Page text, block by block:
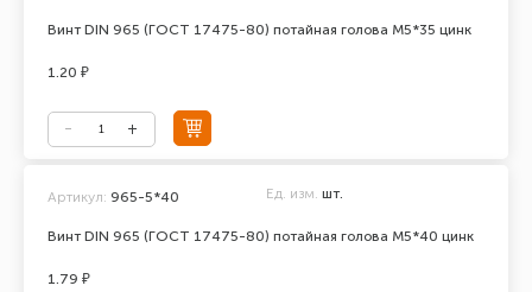
Винт DIN 965 (ГОСТ 17475-80) потайная голова М5*35 цинк
1.20 ₽
Винт DIN 965 (ГОСТ 17475-80) потайная голова М5*40 цинк
Артикул: 965-5*40 Ед. изм. шт.
1.79 ₽